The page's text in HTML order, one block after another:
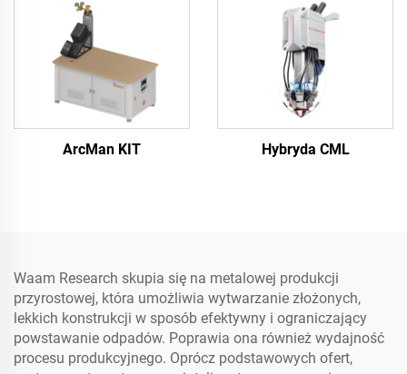
ArcMan KIT Hybryda CML
Waam Research skupia się na metalowej produkcji
przyrostowej, która umożliwia wytwarzanie złożonych,
lekkich konstrukcji w sposób efektywny i ograniczający
powstawanie odpadów. Poprawia ona również wydajność
procesu produkcyjnego. Oprócz podstawowych ofert,